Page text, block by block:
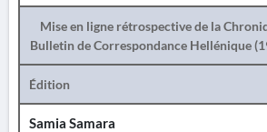
Mise en ligne rétrospective de la
Bulletin de Correspondance Hellénique
Édition
Samia Samara